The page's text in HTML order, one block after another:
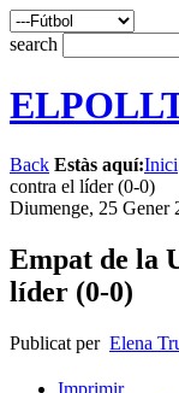
search
Back Estàs aquí:Inici
contra el líder (0-0)
Diumenge, 25 Gener
Empat de la
líder (0-0)
Publicat per Elena
Imprimir